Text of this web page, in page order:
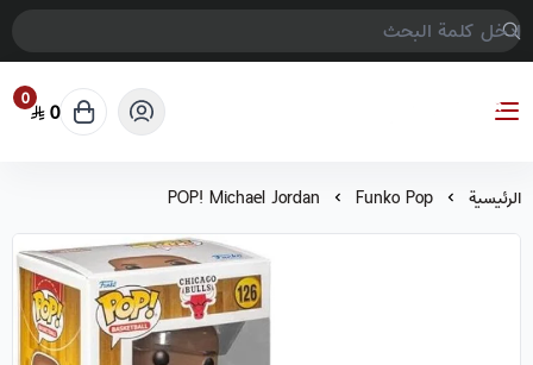
COMPTER GAMES
0 0
الرئيسية Funko Pop
POP! Michael Jordan